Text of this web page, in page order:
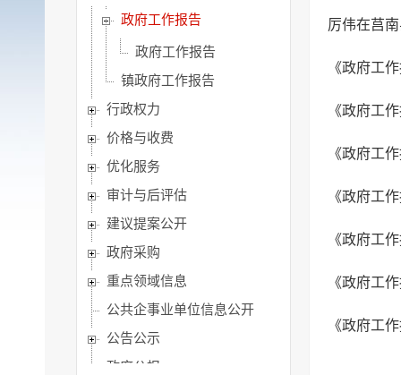
政府工作报告
政府工作报告
镇政府工作报告
行政权力
价格与收费
优化服务
审计与后评估
建议提案公开
政府采购
重点领域信息
公共企事业单位信息公开
公告公示
政府公报
厉伟在莒
《政府工
《政府工
《政府工
《政府工
《政府工
《政府工
《政府工